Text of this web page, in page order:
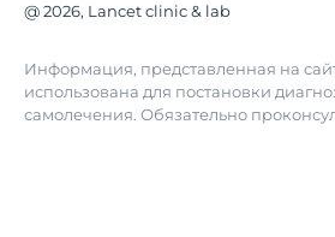
@ 2026, Lancet clinic & lab
Информация, представленная на
использована для постановки
самолечения. Обязательно